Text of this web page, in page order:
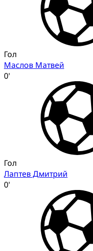
Гол
Маслов Матвей
0'
Гол
Лаптев Дмитрий
0'